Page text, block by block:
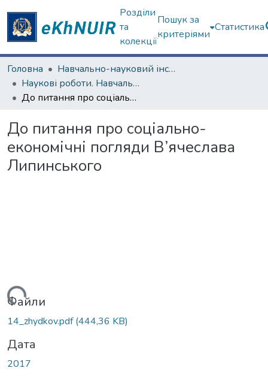
Розділи
та
колекції
Пошук за
критеріями
Статистика
Головна
Навчально-науковий інститут філософії, культурології, політології
Наукові роботи. Навчально-науковий інститут філософії, культурології, політології
До питання про соціально-економічні погляди В’ячеслава Липинського
До питання про соціально-
економічні погляди В’ячеслава
Липинського
Файли
14_zhydkov.pdf(444,36 KB)
Дата
2017